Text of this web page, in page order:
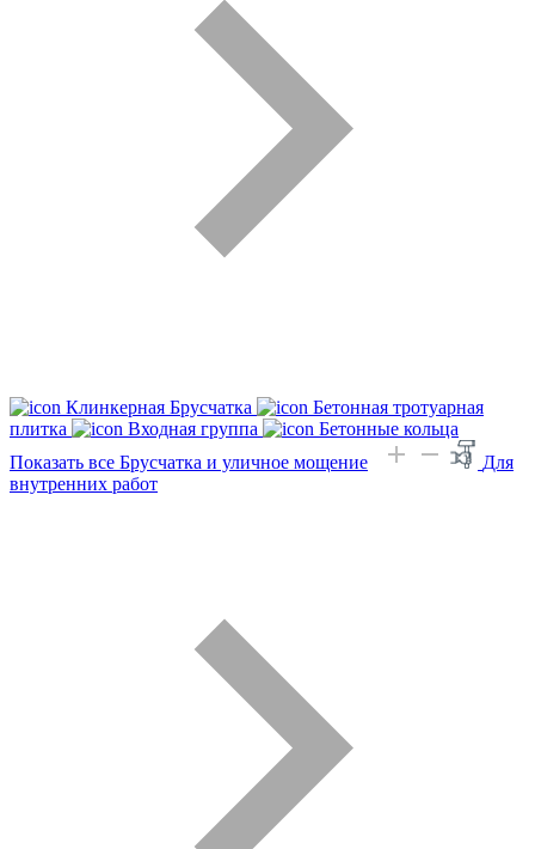
Клинкерная Брусчатка
Бетонная тротуарная
плитка
Входная группа
Бетонные кольца
Показать все Брусчатка и уличное мощение
Для
внутренних работ